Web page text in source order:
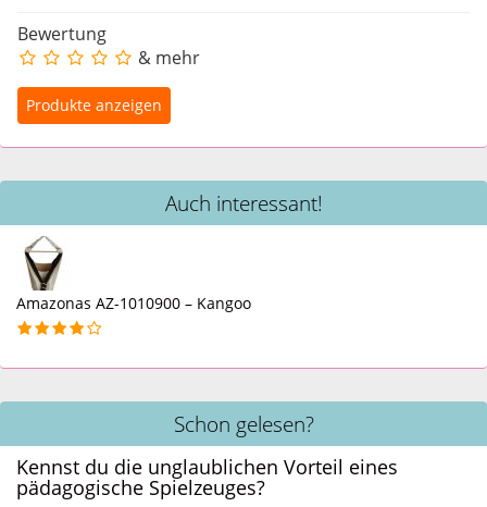
Bewertung
& mehr
Auch interessant!
Amazonas AZ-1010900 – Kangoo
Schon gelesen?
Kennst du die unglaublichen Vorteil eines
pädagogische Spielzeuges?